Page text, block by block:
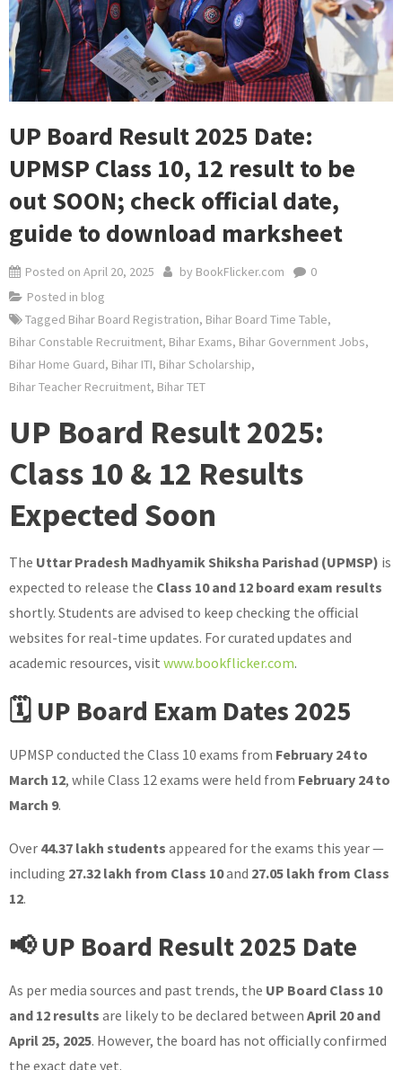
UP Board Result 2025 Date:
UPMSP Class 10, 12 result to be
out SOON; check official date,
guide to download marksheet
Posted on April 20, 2025 by BookFlicker.com
0
Posted in blog
Tagged Bihar Board Registration, Bihar Board Time Table,
Bihar Constable Recruitment, Bihar Exams, Bihar Government Jobs,
Bihar Home Guard, Bihar ITI, Bihar Scholarship,
Bihar Teacher Recruitment, Bihar TET
UP Board Result 2025:
Class 10 & 12 Results
Expected Soon
The Uttar Pradesh Madhyamik Shiksha Parishad (UPMSP) is
expected to release the Class 10 and 12 board exam results
shortly. Students are advised to keep checking the official
websites for real-time updates. For curated updates and
academic resources, visit www.bookflicker.com.
🗓️ UP Board Exam Dates 2025
UPMSP conducted the Class 10 exams from February 24 to
March 12, while Class 12 exams were held from February 24 to
March 9.
Over 44.37 lakh students appeared for the exams this year —
including 27.32 lakh from Class 10and 27.05 lakh from Class
12.
📢 UP Board Result 2025 Date
As per media sources and past trends, the UP Board Class 10
and 12 results are likely to be declared between April 20 and
April 25, 2025. However, the board has not officially confirmed
the exact date yet.